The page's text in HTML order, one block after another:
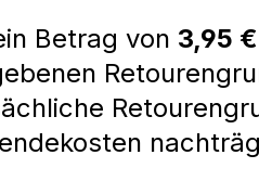
Betrag von 3,95 €